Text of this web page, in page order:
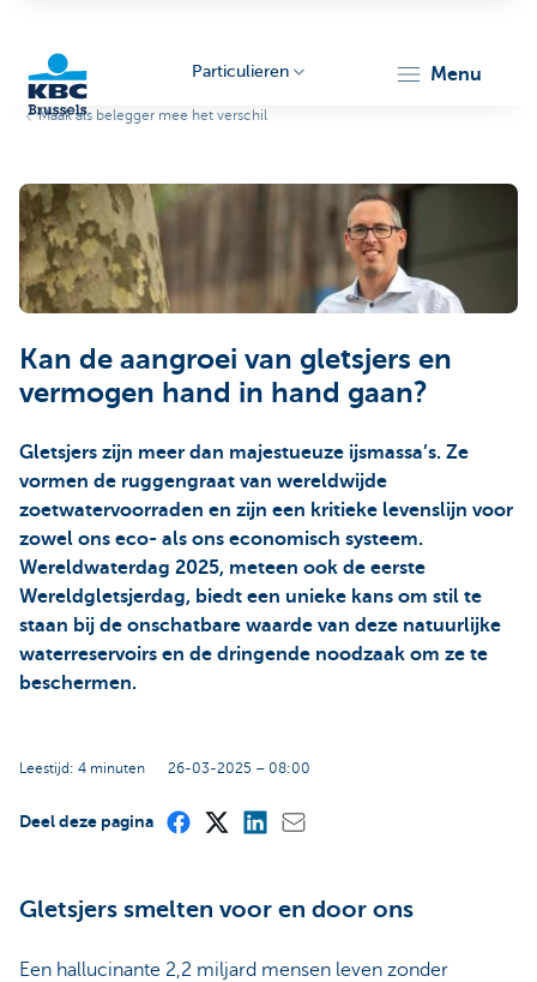
Brussels
Particulieren menu
Maak als belegger mee het verschil
Kan de aangroei van gletsjers en
vermogen hand in hand gaan?
Gletsjers zijn meer dan majestueuze ijsmassa’s. Ze
vormen de ruggengraat van wereldwijde
zoetwatervoorraden en zijn een kritieke levenslijn voor
zowel ons eco- als ons economisch systeem.
Wereldwaterdag 2025, meteen ook de eerste
Wereldgletsjerdag, biedt een unieke kans om stil te
staan bij de onschatbare waarde van deze natuurlijke
waterreservoirs en de dringende noodzaak om ze te
beschermen.
Leestijd: 4 minuten 26-03-2025 – 08:00
Deel deze pagina
Gletsjers smelten voor en door ons
Een hallucinante 2,2 miljard mensen leven zonder